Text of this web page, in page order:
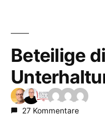
Beteilige
27 Kommentare